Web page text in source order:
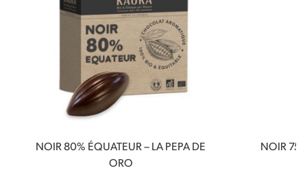
NOIR 80% ÉQUATEUR – LA PEPA DE
ORO
NOIR